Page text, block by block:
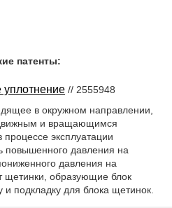
патенты:
уплотнение // 2555948
в окружном направлении,
и вращающимся
эксплуатации
давления на
давления на
щетинки, образующие блок
подкладку для блока щетинок.